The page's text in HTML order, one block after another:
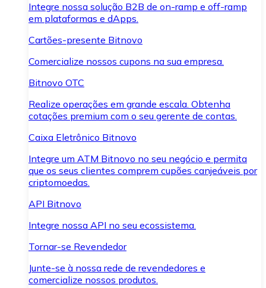
Integre nossa solução B2B de on-ramp e off-ramp
em plataformas e dApps.
Cartões-presente Bitnovo
Comercialize nossos cupons na sua empresa.
Bitnovo OTC
Realize operações em grande escala. Obtenha
cotações premium com o seu gerente de contas.
Caixa Eletrônico Bitnovo
Integre um ATM Bitnovo no seu negócio e permita
que os seus clientes comprem cupões canjeáveis por
criptomoedas.
API Bitnovo
Integre nossa API no seu ecossistema.
Tornar-se Revendedor
Junte-se à nossa rede de revendedores e
comercialize nossos produtos.